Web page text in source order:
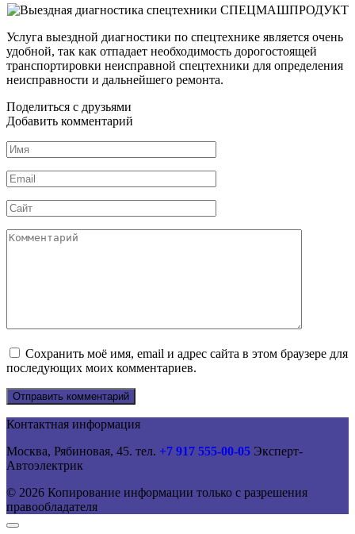
Услуга выездной диагностики по спецтехнике является очень
удобной, так как отпадает необходимость дорогостоящей
транспортировки неисправной спецтехники для определения
неисправности и дальнейшего ремонта.
Поделиться с друзьями
Добавить комментарий
Имя
*
Email
*
Сайт
Комментарий
Сохранить моё имя, email и адрес сайта в этом браузере для
последующих моих комментариев.
Контактная информация
Москва, Рябиновая, 45. тел. +7 917 555-00-05 Эксперт-
Автоэлектрик
© 2026 Копирование информации только с разрешения
правообладателя